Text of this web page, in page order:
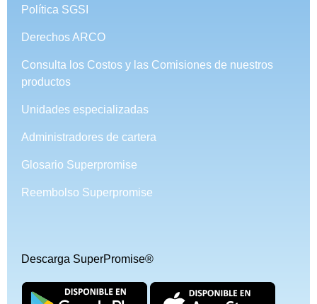
Política SGSI
Derechos ARCO
Consulta los Costos y las Comisiones de nuestros
productos
Unidades especializadas
Administradores de cartera
Glosario Superpromise
Reembolso Superpromise
Descarga SuperPromise®